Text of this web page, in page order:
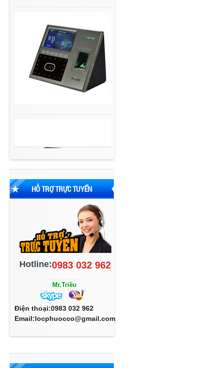
HỖ TRỢ TRỰC TUYẾN
Hotline:0983 032 962
Mr.Triều
Điện thoại:0983 032 962
Email:locphuocco@gmail.com